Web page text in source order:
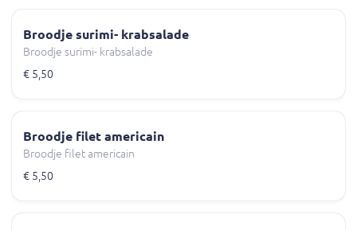
Broodje surimi- krabsalade
Broodje surimi- krabsalade
€ 5,50
Broodje filet americain
Broodje filet americain
€ 5,50